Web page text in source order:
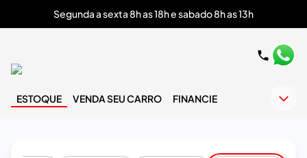
Segunda a sexta 8h as 18h e sabado 8h as 13h
ESTOQUE VENDA SEU CARRO FINANCIE